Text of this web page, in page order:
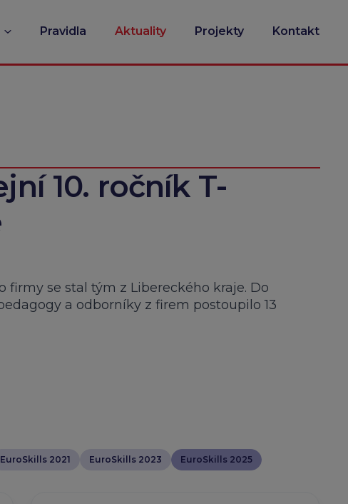
Pravidla Aktuality Projekty Kontakt
10. ročník T-
firmy se stal tým z Libereckého kraje. Do
a odborníky z firem postoupilo 13
EuroSkills 2021 EuroSkills 2023
EuroSkills 2025